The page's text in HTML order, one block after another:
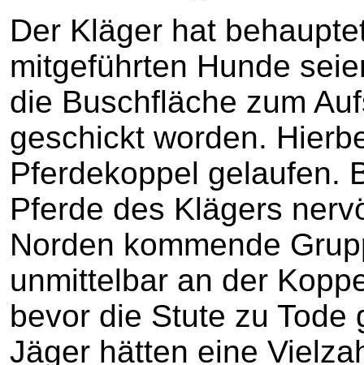
Der Kläger hat
mitgeführten Hunde
die Buschfläche zum
geschickt worden.
Pferdekoppel gelaufen.
Pferde des Klägers
Norden kommende
unmittelbar an der
bevor die Stute zu Tode
Jäger hätten eine